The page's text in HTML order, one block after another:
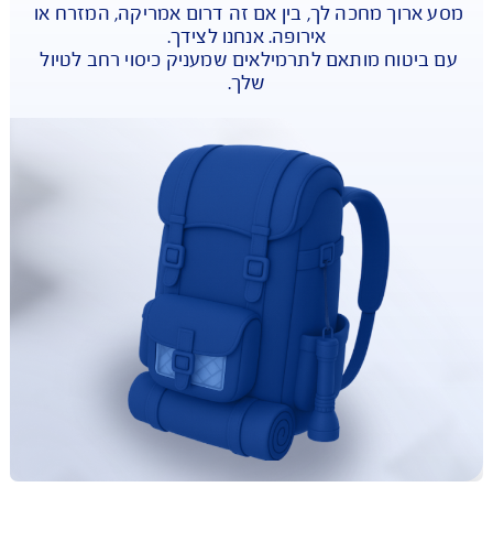
תביעת רכב
רכישת חבילת קילומטרים רכישת ביטוח יומי
ארוך מחכה לך, בין אם זה דרום אמריקה, המזרח או